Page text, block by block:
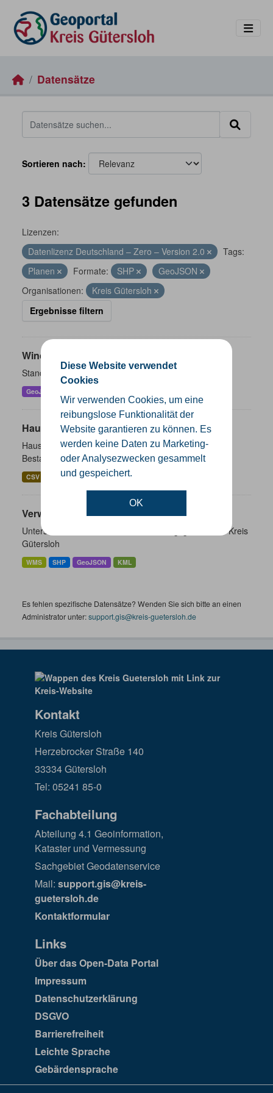
Diese Website verwendet
Cookies
Wir verwenden Cookies, um eine
reibungslose Funktionalität der
Website garantieren zu können. Es
werden keine Daten zu Marketing-
oder Analysezwecken gesammelt
und gespeichert.
OK
Datensätze
Sortieren nach
3 Datensätze gefunden
Lizenzen:
Datenlizenz Deutschland – Zero – Version 2.0
Tags:
Planen
Formate: SHP
GeoJSON
Organisationen:
Kreis Gütersloh
Ergebnisse filtern
Windenergieanlagen
Standorte der Windenergieanlagen im Kreis Gütersloh
GeoJSON
Hausnummernkoordinaten
Hausnummernkoordinaten abgeleitet aus dem ALKIS-
Bestand
CSV GeoJSON SHP
Verwaltungsgrenzen
Unterschiedliche Ebenen der Verwaltungsgrenzen im Kreis
Gütersloh
WMS SHP GeoJSON KML
Es fehlen spezifische Datensätze? Wenden Sie sich bitte an einen
Administrator unter:support.gis@kreis-guetersloh.de
Kontakt
Kreis Gütersloh
Herzebrocker Straße 140
33334 Gütersloh
Tel: 05241 85-0
Fachabteilung
Abteilung 4.1 Geoinformation,
Kataster und Vermessung
Sachgebiet Geodatenservice
Mail: support.gis@kreis-
guetersloh.de
Kontaktformular
Links
Über das Open-Data Portal
Impressum
Datenschutzerklärung
DSGVO
Barrierefreiheit
Leichte Sprache
Gebärdensprache